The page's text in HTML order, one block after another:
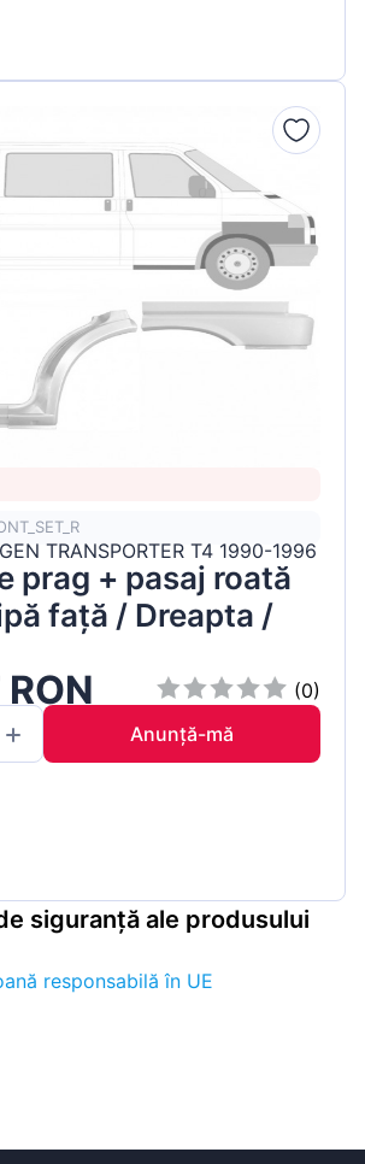
TRANSPORTER T4 1990-1996
prag + pasaj roată
față / Dreapta /
(0)
Anunță-mă
siguranță ale produsului
responsabilă în UE